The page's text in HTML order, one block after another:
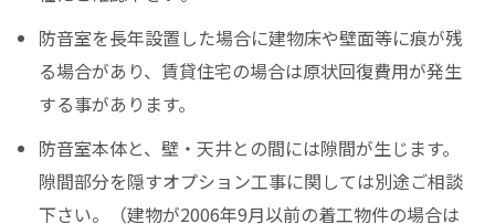
防音室を長年設置した場合に建物床や壁面等に痕が残
る場合があり、賃貸住宅の場合は原状回復費用が発生
する事があります。
防音室本体と、壁・天井との間には隙間が生じます。
隙間部分を隠すオプション工事に関しては別途ご相談
下さい。（建物が2006年9月以前の着工物件の場合は